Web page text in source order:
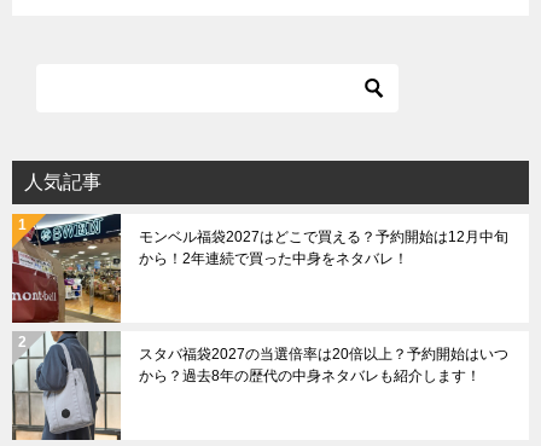
人気記事
モンベル福袋2027はどこで買える？予約開始は12月中旬
から！2年連続で買った中身をネタバレ！
スタバ福袋2027の当選倍率は20倍以上？予約開始はいつ
から？過去8年の歴代の中身ネタバレも紹介します！